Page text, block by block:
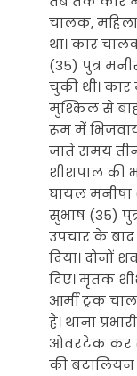
चालक,
था। कार
(35) पुत्र
चुकी थी।
मुश्किल से
रूम में
जाते समय
शीशपाल की
घायल मनीषा
सुभाष (35)
उपचार के
दिया। दोनों
दिए। मृतक
आर्मी ट्रक
है। थाना
ओवरटेक कर
की बटालियन